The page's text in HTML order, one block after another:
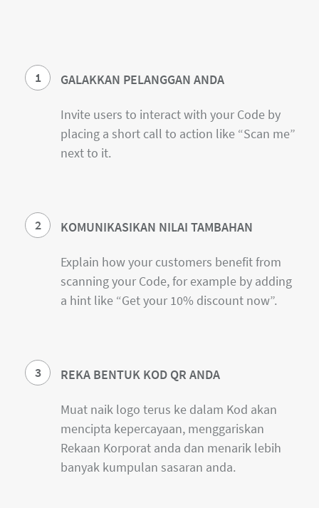
1 GALAKKAN PELANGGAN ANDA
Invite users to interact with your Code by
placing a short call to action like “Scan me”
next to it.
2 KOMUNIKASIKAN NILAI TAMBAHAN
Explain how your customers benefit from
scanning your Code, for example by adding
a hint like “Get your 10% discount now”.
3 REKA BENTUK KOD QR ANDA
Muat naik logo terus ke dalam Kod akan
mencipta kepercayaan, menggariskan
Rekaan Korporat anda dan menarik lebih
banyak kumpulan sasaran anda.